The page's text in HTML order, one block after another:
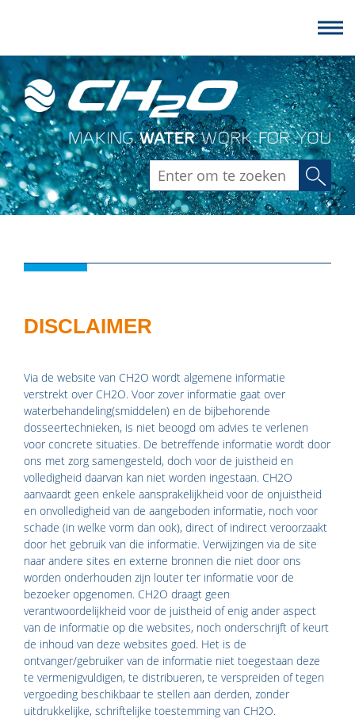
Zoeken
DISCLAIMER
Via de website van CH2O wordt algemene informatie
verstrekt over CH2O. Voor zover informatie gaat over
waterbehandeling(smiddelen) en de bijbehorende
dosseertechnieken, is niet beoogd om advies te verlenen
voor concrete situaties. De betreffende informatie wordt door
ons met zorg samengesteld, doch voor de juistheid en
volledigheid daarvan kan niet worden ingestaan. CH2O
aanvaardt geen enkele aansprakelijkheid voor de onjuistheid
en onvolledigheid van de aangeboden informatie, noch voor
schade (in welke vorm dan ook), direct of indirect veroorzaakt
door het gebruik van die informatie. Verwijzingen via de site
naar andere sites en externe bronnen die niet door ons
worden onderhouden zijn louter ter informatie voor de
bezoeker opgenomen. CH2O draagt geen
verantwoordelijkheid voor de juistheid of enig ander aspect
van de informatie op die websites, noch onderschrijft of keurt
de inhoud van deze websites goed. Het is de
ontvanger/gebruiker van de informatie niet toegestaan deze
te vermenigvuldigen, te distribueren, te verspreiden of tegen
vergoeding beschikbaar te stellen aan derden, zonder
uitdrukkelijke, schriftelijke toestemming van CH2O.